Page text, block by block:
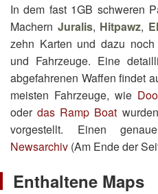
In dem fast 1GB schweren
Machern Juralis, Hitpawz,
zehn Karten und dazu
und Fahrzeuge. Eine
abgefahrenen Waffen findet
meisten Fahrzeuge, wie
oderdas Ramp Boat
vorgestellt. Einen
Newsarchiv (Am Ende der
Enthaltene Maps